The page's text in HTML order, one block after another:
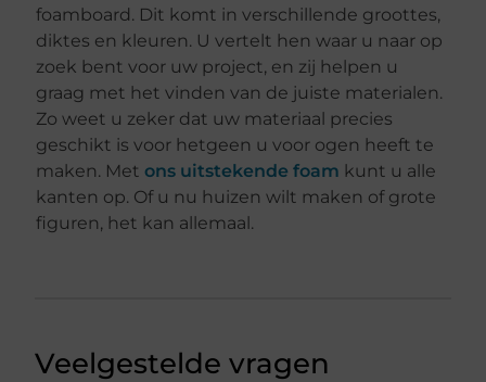
foamboard. Dit komt in verschillende groottes,
diktes en kleuren. U vertelt hen waar u naar op
zoek bent voor uw project, en zij helpen u
graag met het vinden van de juiste materialen.
Zo weet u zeker dat uw materiaal precies
geschikt is voor hetgeen u voor ogen heeft te
maken. Metons uitstekende foam kunt u alle
kanten op. Of u nu huizen wilt maken of grote
figuren, het kan allemaal.
Veelgestelde vragen